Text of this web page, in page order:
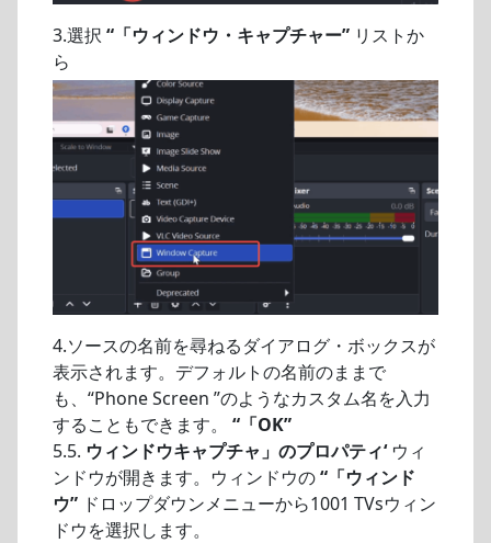
3.選択 “「ウィンドウ・キャプチャー” リストか
ら
4.ソースの名前を尋ねるダイアログ・ボックスが
表示されます。デフォルトの名前のままで
も、“Phone Screen ”のようなカスタム名を入力
することもできます。 “「OK”
5.5. ウィンドウキャプチャ」のプロパティ‘ウィ
ンドウが開きます。ウィンドウの“「ウィンド
ウ” ドロップダウンメニューから1001 TVsウィン
ドウを選択します。